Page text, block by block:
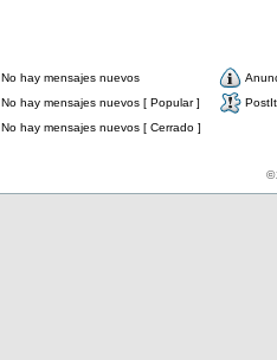
No hay mensajes nuevos
No hay mensajes nuevos [ Popular ]
PostIt
No hay mensajes nuevos [ Cerrado ]
©